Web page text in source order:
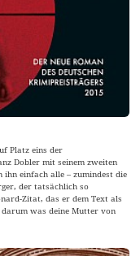
Platz eins der
Dobler mit seinem zweiten
ihn einfach alle – zumindest die
der tatsächlich so
Zitat, das er dem Text als
was deine Mutter von